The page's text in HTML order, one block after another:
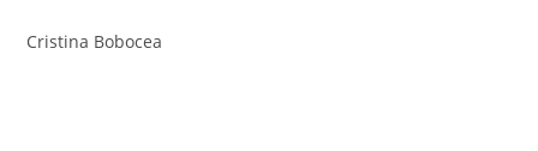
Cristina Bobocea